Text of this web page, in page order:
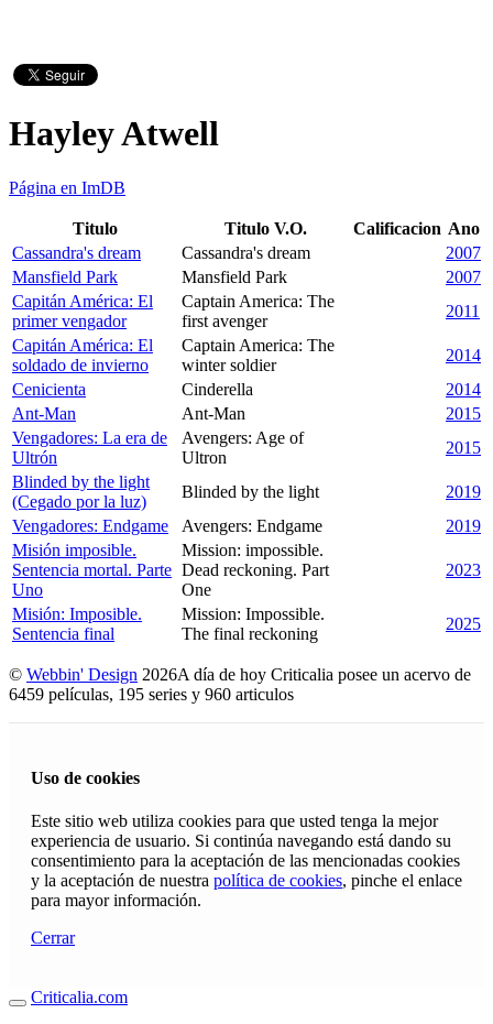
Hayley Atwell
Página en ImDB
Titulo Titulo V.O. Calificacion Ano
Cassandra's dream
Cassandra's dream
2007
Mansfield Park
Mansfield Park
2007
Capitán América: El
primer vengador
Captain America: The
first avenger
2011
Capitán América: El
soldado de invierno
Captain America: The
winter soldier
2014
Cenicienta
Cinderella
2014
Ant-Man
Ant-Man
2015
Vengadores: La era de
Ultrón
Avengers: Age of
Ultron
2015
Blinded by the light
(Cegado por la luz)
Blinded by the light
2019
Vengadores: Endgame
Avengers: Endgame
2019
Misión imposible.
Sentencia mortal. Parte
Uno
Mission: impossible.
Dead reckoning. Part
One
2023
Misión: Imposible.
Sentencia final
Mission: Impossible.
The final reckoning
2025
© Webbin' Design 2026A día de hoy Criticalia posee un acervo de
6459 películas, 195 series y 960 articulos
Uso de cookies
Este sitio web utiliza cookies para que usted tenga la mejor
experiencia de usuario. Si continúa navegando está dando su
consentimiento para la aceptación de las mencionadas cookies
y la aceptación de nuestra política de cookies, pinche el enlace
para mayor información.
Cerrar
Criticalia.com